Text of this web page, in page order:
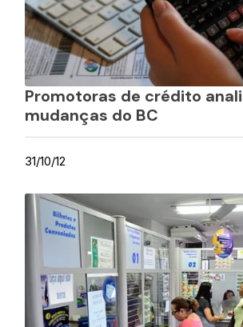
Promotoras de crédito
mudanças do BC
31/10/12